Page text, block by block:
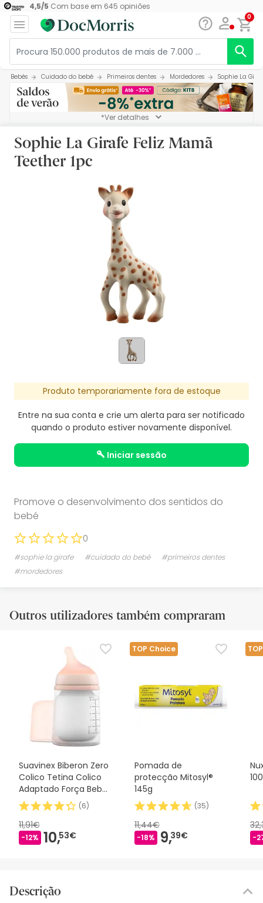
4,5/5 Com base em 645 opiniões
0
Bebés Cuidado do bebé Primeiros dentes Mordedores Sophie La
*Ver detalhes
Sophie La Girafe Feliz Mamã
Teether 1pc
Produto temporariamente fora de estoque
Entre na sua conta e crie um alerta para ser notificado
quando o produto estiver novamente disponível.
iniciar sessão
Promove o desenvolvimento dos sentidos do
bebé
0
#sophie la girafe #cuidado do bebé
#primeiros dentes
#mordedores
Outros utilizadores também compraram
Suavinex Biberon Zero
Colico Tetina Colico
Adaptado Força Bebé
180ml
(6)
11,91€
-12% 10,53€
TOP Choice
Pomada de
protecção Mitosyl®
145g
(35)
11,44€
-18% 9,39€ -
Descrição